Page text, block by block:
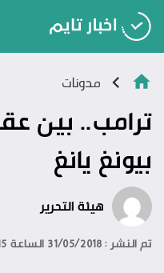
مدونات
ترامب.. بين
بيونغ يانغ
هيئة التحرير
تم النشر : 31/05/2018 الساعة 2:15 بتوقيت غرينتش